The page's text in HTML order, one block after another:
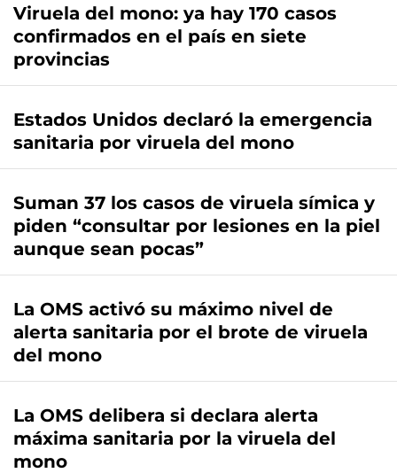
Viruela del mono: ya hay 170 casos
confirmados en el país en siete
provincias
Estados Unidos declaró la emergencia
sanitaria por viruela del mono
Suman 37 los casos de viruela símica y
piden “consultar por lesiones en la piel
aunque sean pocas”
La OMS activó su máximo nivel de
alerta sanitaria por el brote de viruela
del mono
La OMS delibera si declara alerta
máxima sanitaria por la viruela del
mono